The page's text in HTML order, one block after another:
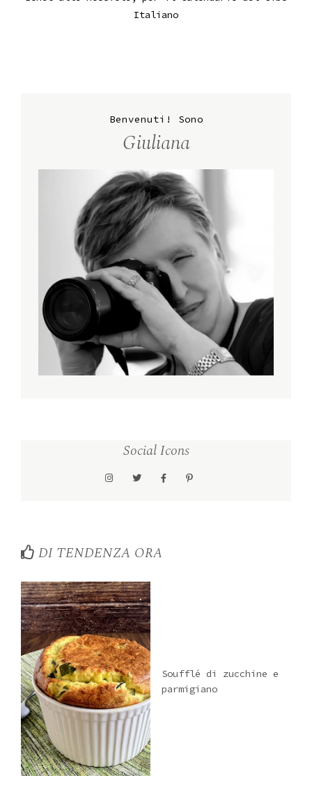
Italiano
Benvenuti! Sono
Giuliana
Social Icons
DI TENDENZA ORA
Soufflé di zucchine e
parmigiano